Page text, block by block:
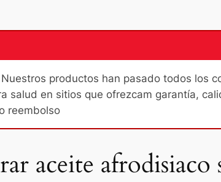
productos han pasado todos los
salud en sitios que ofrezcam garantía,
reembolso
aceite